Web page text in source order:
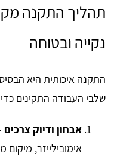
תהליך התקנה
נקייה ובטוחה
התקנה איכותית היא
שלבי העבודה התקינים
אבחון ודיוק צרכים
אימובילייזר,